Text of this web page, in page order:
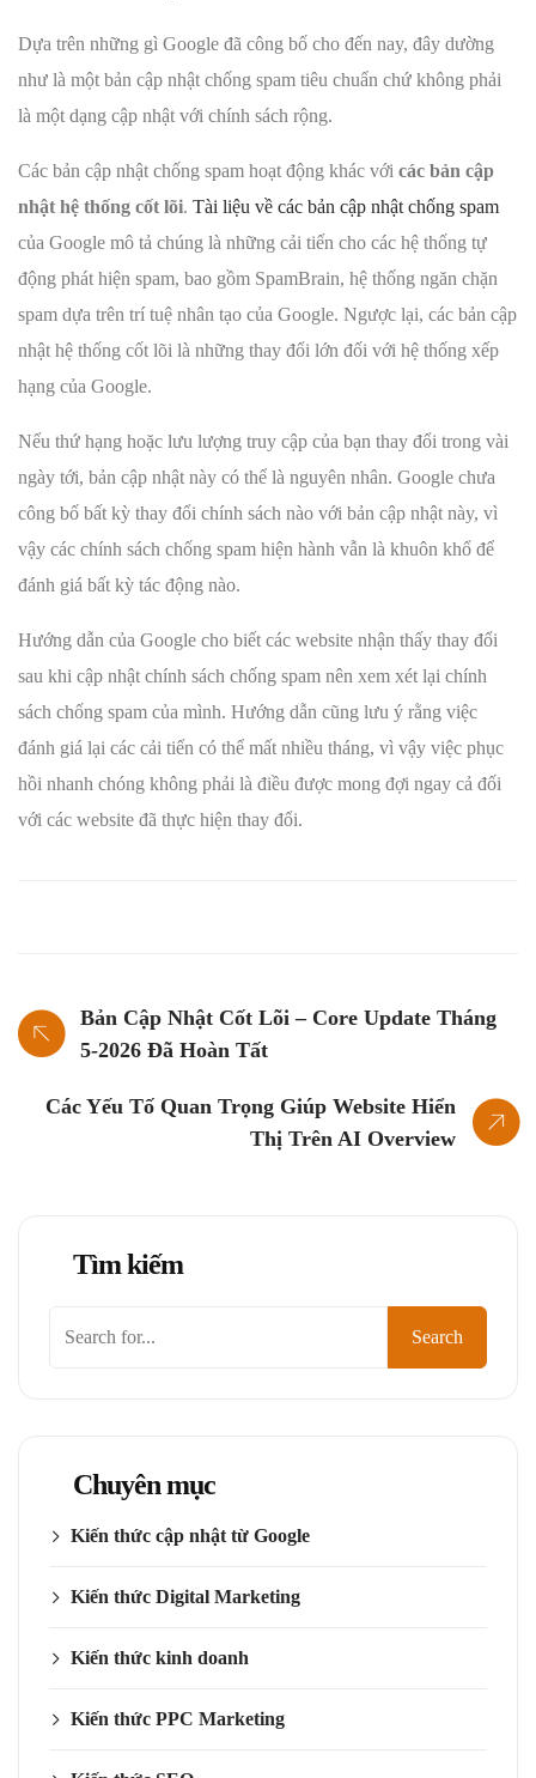
Dựa trên những gì Google đã công bố cho đến nay, đây dường
như là một bản cập nhật chống spam tiêu chuẩn chứ không phải
là một dạng cập nhật với chính sách rộng.
Các bản cập nhật chống spam hoạt động khác với các bản cập
nhật hệ thống cốt lõi. Tài liệu về các bản cập nhật chống spam
của Google mô tả chúng là những cải tiến cho các hệ thống tự
động phát hiện spam, bao gồm SpamBrain, hệ thống ngăn chặn
spam dựa trên trí tuệ nhân tạo của Google. Ngược lại, các bản cập
nhật hệ thống cốt lõi là những thay đổi lớn đối với hệ thống xếp
hạng của Google.
Nếu thứ hạng hoặc lưu lượng truy cập của bạn thay đổi trong vài
ngày tới, bản cập nhật này có thể là nguyên nhân. Google chưa
công bố bất kỳ thay đổi chính sách nào với bản cập nhật này, vì
vậy các chính sách chống spam hiện hành vẫn là khuôn khổ để
đánh giá bất kỳ tác động nào.
Hướng dẫn của Google cho biết các website nhận thấy thay đổi
sau khi cập nhật chính sách chống spam nên xem xét lại chính
sách chống spam của mình. Hướng dẫn cũng lưu ý rằng việc
đánh giá lại các cải tiến có thể mất nhiều tháng, vì vậy việc phục
hồi nhanh chóng không phải là điều được mong đợi ngay cả đối
với các website đã thực hiện thay đổi.
Bản Cập Nhật Cốt Lõi – Core Update Tháng
5-2026 Đã Hoàn Tất
Các Yếu Tố Quan Trọng Giúp Website Hiển
Thị Trên AI Overview
Tìm kiếm
Search
Chuyên mục
Kiến thức cập nhật từ Google
Kiến thức Digital Marketing
Kiến thức kinh doanh
Kiến thức PPC Marketing